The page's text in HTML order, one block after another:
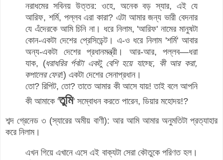
নরাধমের সবিনয় উত্তর: ওহে, অনেক বড় স্যার, এই যে
আরিফ, শর্মি, পল্লব এরা কারা? এটা আমার জন্য ভারী বেদনার
যে এঁদেরকে আমি চিনি না। ধরে নিলাম, 'আরিফ' নামের মানুষটা
কোন-একটা দেশের প্রেসিডেন্ট। এ-ও ধরে নিলাম 'শর্মি' আবার
অন্য-একটা দেশের প্রধানমন্ত্রী। আর-আর, পল্লব—ধরা
যাক, (ধরাধরির পর্বটা একটু বেশি হয়ে যাচ্ছে, কী আর করা,
কপালের ফের!) একটা দেশের সেনাপ্রধান।
তো? রিপিট, তো? তাতে আমার কী আসে যায়! তাই বলে আপনি
কী আমাকে 'তুমি' সম্বোধন করতে পারেন, ডিয়ার মহোদয়!?
শব্দ গ্রেনেড ৩ (স্যারের অমীয় বাণী): আর আমি আমার অনুমতিটা প্রত্যাহার
করে নিলাম।
এখন গিয়ে এখানে এসে এই বাক্যটা সেরা কৌতুকে পরিণত হল।